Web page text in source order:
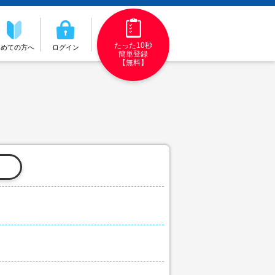
ての方へ ログイン
たった10秒
簡単登録
【無料】